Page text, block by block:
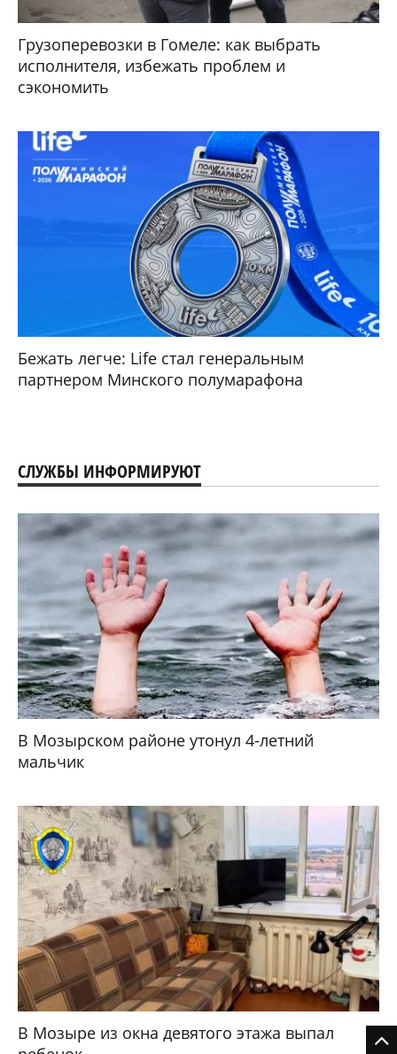
Грузоперевозки в Гомеле: как выбрать
исполнителя, избежать проблем и
сэкономить
Бежать легче: Life стал генеральным
партнером Минского полумарафона
СЛУЖБЫ ИНФОРМИРУЮТ
В Мозырском районе утонул 4-летний
мальчик
В Мозыре из окна девятого этажа выпал